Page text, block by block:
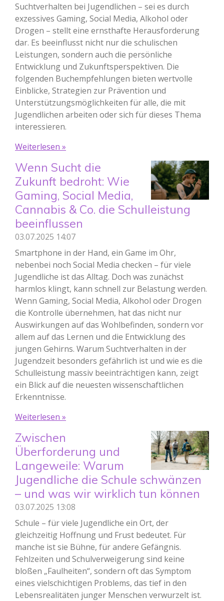
Suchtverhalten bei Jugendlichen – sei es durch
exzessives Gaming, Social Media, Alkohol oder
Drogen – stellt eine ernsthafte Herausforderung
dar. Es beeinflusst nicht nur die schulischen
Leistungen, sondern auch die persönliche
Entwicklung und Zukunftsperspektiven. Die
folgenden Buchempfehlungen bieten wertvolle
Einblicke, Strategien zur Prävention und
Unterstützungsmöglichkeiten für alle, die mit
Jugendlichen arbeiten oder sich für dieses Thema
interessieren.
Weiterlesen »
Wenn Sucht die
Zukunft bedroht: Wie
Gaming, Social Media,
Cannabis & Co. die Schulleistung
beeinflussen
03.07.2025 14:07
Smartphone in der Hand, ein Game im Ohr,
nebenbei noch Social Media checken – für viele
Jugendliche ist das Alltag. Doch was zunächst
harmlos klingt, kann schnell zur Belastung werden.
Wenn Gaming, Social Media, Alkohol oder Drogen
die Kontrolle übernehmen, hat das nicht nur
Auswirkungen auf das Wohlbefinden, sondern vor
allem auf das Lernen und die Entwicklung des
jungen Gehirns. Warum Suchtverhalten in der
Jugendzeit besonders gefährlich ist und wie es die
Schulleistung massiv beeinträchtigen kann, zeigt
ein Blick auf die neuesten wissenschaftlichen
Erkenntnisse.
Weiterlesen »
Zwischen
Überforderung und
Langeweile: Warum
Jugendliche die Schule schwänzen
– und was wir wirklich tun können
03.07.2025 13:08
Schule – für viele Jugendliche ein Ort, der
gleichzeitig Hoffnung und Frust bedeutet. Für
manche ist sie Bühne, für andere Gefängnis.
Fehlzeiten und Schulverweigerung sind keine
bloßen „Faulheiten“, sondern oft das Symptom
eines vielschichtigen Problems, das tief in den
Lebensrealitäten junger Menschen verwurzelt ist.